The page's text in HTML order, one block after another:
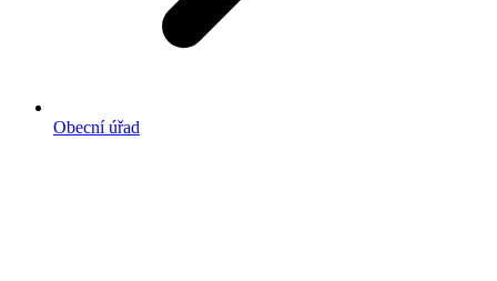
Obecní úřad